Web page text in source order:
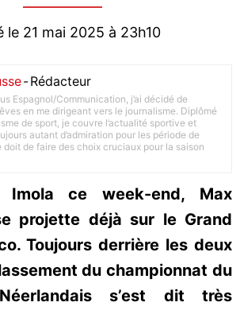
le 21 mai 2025 à 23h10
-Rédacteur
Espagnol/Communication, j’ai décidé de
en me dirigeant vers le journalisme. Diplômé
de sport, je couvre l’actualité sportive et
autant d’admiration pour les période de
doit de faire des choix cruciaux pour la saison
Imola ce week-end, Max
projette déjà sur le Grand
Toujours derrière les deux
du championnat du
s’est dit très